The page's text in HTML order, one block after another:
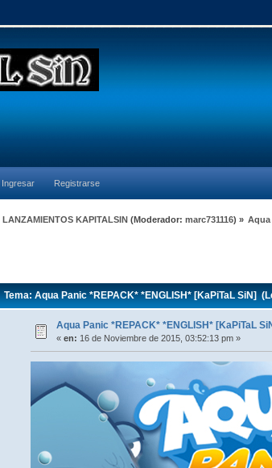
Ingresar Registrarse
LANZAMIENTOS KAPITALSIN (Moderador:marc731116) » Aqua
Tema: Aqua Panic *REPACK* *ENGLISH* [KaPiTaL SiN]
Aqua Panic *REPACK* *ENGLISH* [KaPiTaL
«en: 16 de Noviembre de 2015, 03:52:13 pm »